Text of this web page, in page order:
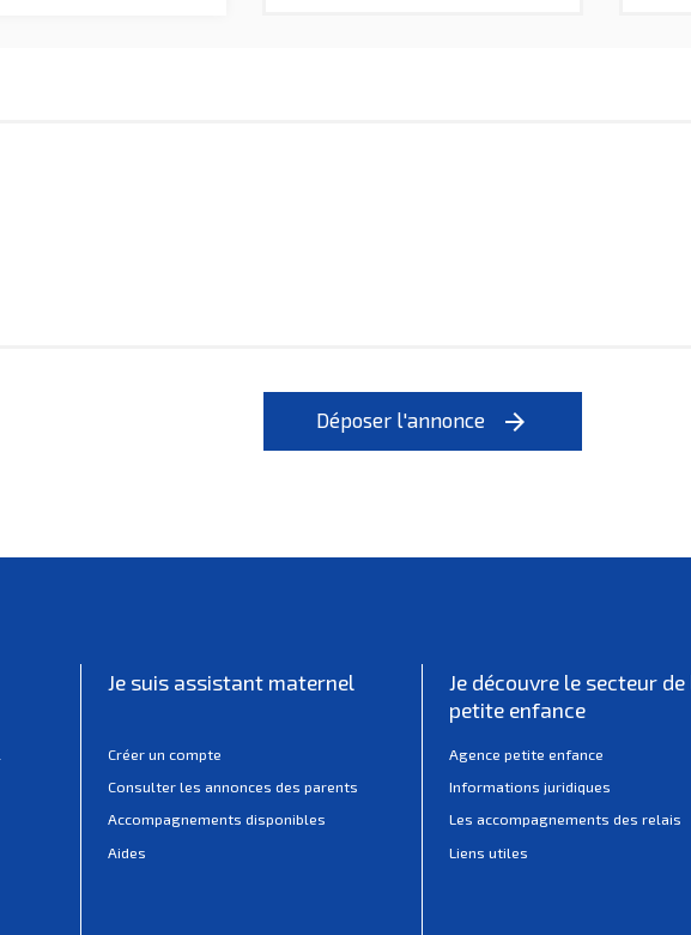
Déposer l'annonce arrow_forward
Je suis assistant maternel
Créer un compte
Consulter les annonces des parents
Accompagnements disponibles
Aides
Je découvre le secteur de
petite enfance
Agence petite enfance
Informations juridiques
Les accompagnements des relais
Liens utiles